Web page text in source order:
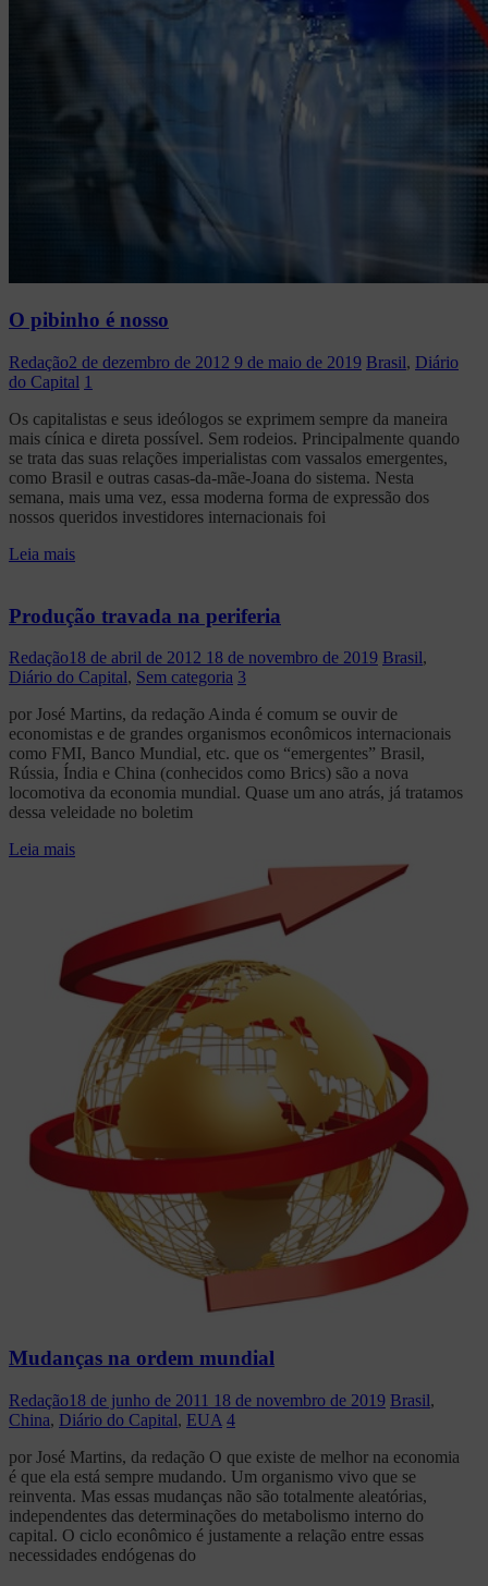
O pibinho é nosso
Redação2 de dezembro de 2012 9 de maio de 2019 Brasil, Diário
do Capital 1
Os capitalistas e seus ideólogos se exprimem sempre da maneira
mais cínica e direta possível. Sem rodeios. Principalmente quando
se trata das suas relações imperialistas com vassalos emergentes,
como Brasil e outras casas-da-mãe-Joana do sistema. Nesta
semana, mais uma vez, essa moderna forma de expressão dos
nossos queridos investidores internacionais foi
Leia mais
Produção travada na periferia
Redação18 de abril de 2012 18 de novembro de 2019 Brasil,
Diário do Capital, Sem categoria 3
por José Martins, da redação Ainda é comum se ouvir de
economistas e de grandes organismos econômicos internacionais
como FMI, Banco Mundial, etc. que os “emergentes” Brasil,
Rússia, Índia e China (conhecidos como Brics) são a nova
locomotiva da economia mundial. Quase um ano atrás, já tratamos
dessa veleidade no boletim
Leia mais
Mudanças na ordem mundial
Redação18 de junho de 2011 18 de novembro de 2019 Brasil,
China, Diário do Capital, EUA 4
por José Martins, da redação O que existe de melhor na economia
é que ela está sempre mudando. Um organismo vivo que se
reinventa. Mas essas mudanças não são totalmente aleatórias,
independentes das determinações do metabolismo interno do
capital. O ciclo econômico é justamente a relação entre essas
necessidades endógenas do